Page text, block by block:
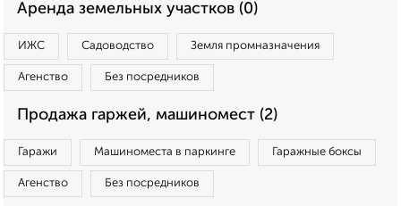
Аренда земельных участков (0)
ИЖС Садоводство Земля промназначения
Агенство Без посредников
Продажа гаржей, машиномест (2)
Гаражи Машиноместа в паркинге Гаражные боксы
Агенство Без посредников